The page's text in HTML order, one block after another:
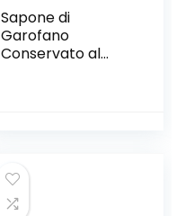
Sapone di
Garofano
Conservato al
Compleanno di
San Valentino